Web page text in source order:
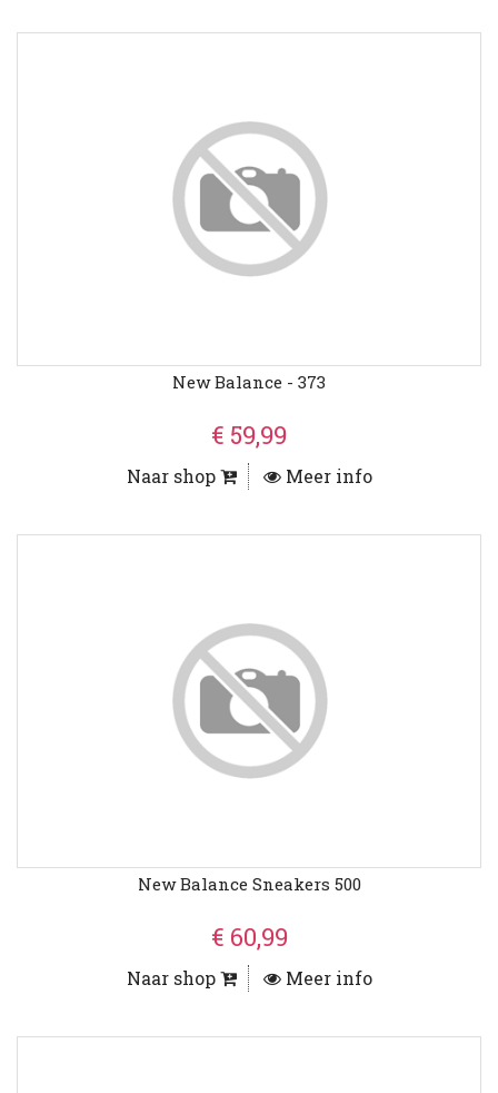
New Balance - 373
€ 59,99
Naar shop Meer info
New Balance Sneakers 500
€ 60,99
Naar shop Meer info